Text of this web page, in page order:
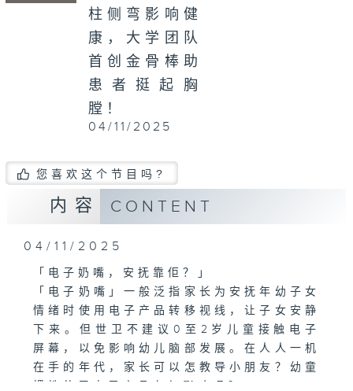
柱侧弯影响健
康，大学团队
首创金骨棒助
患者挺起胸
膛！
04/11/2025
您喜欢这个节目吗?
内容 CONTENT
04/11/2025
「电子奶嘴，安抚靠佢？」
「电子奶嘴」一般泛指家长为安抚年幼子女
情绪时使用电子产品转移视线，让子女安静
下来。但世卫不建议0至2岁儿童接触电子
屏幕，以免影响幼儿脑部发展。在人人一机
在手的年代，家长可以怎教导小朋友？幼童